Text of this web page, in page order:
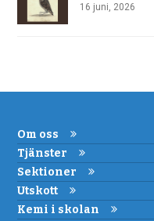
16 juni, 2026
Om oss
Tjänster
Sektioner
Utskott
Kemi i skolan